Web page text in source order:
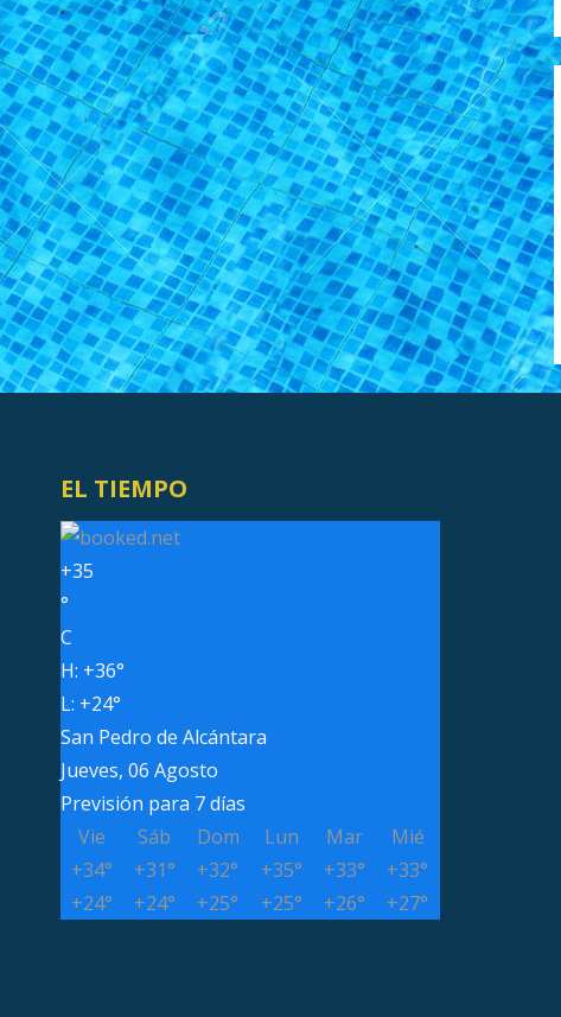
EL TIEMPO
+35
°
C
H: +36°
L: +24°
San Pedro de Alcántara
Jueves, 06 Agosto
Previsión para 7 días
Vie
Sáb Dom Lun Mar
Mié
+34° +31° +32° +35° +33° +33°
+24° +24° +25° +25° +26° +27°